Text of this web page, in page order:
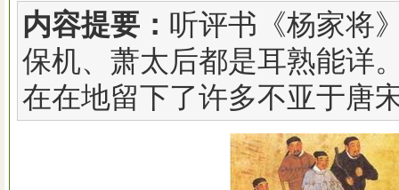
内容提要： 听评书《杨家将
保机、萧太后都是耳熟能详
在在地留下了许多不亚于唐